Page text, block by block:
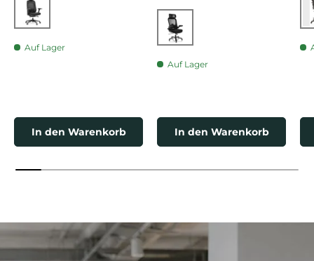
Schwarz
Auf Lager
In den Warenkorb
Schwarz
Auf Lager
In den Warenkorb